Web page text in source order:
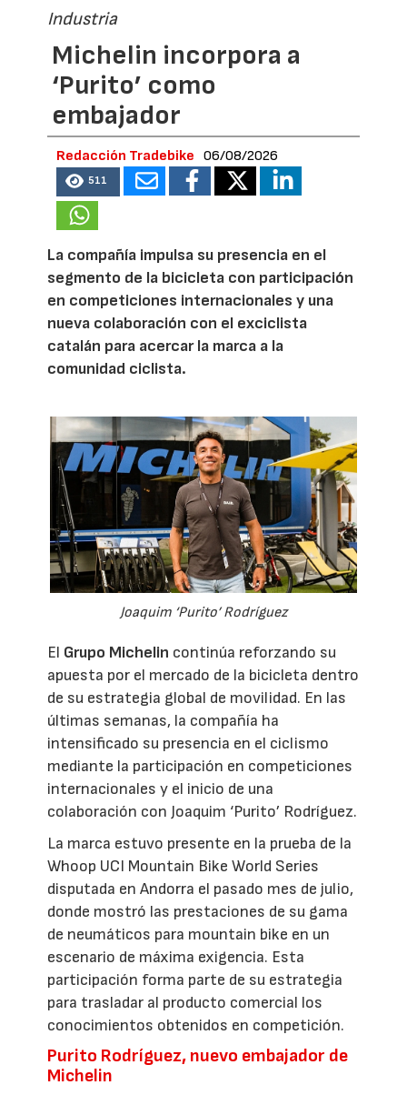
Industria
Michelin incorpora a
‘Purito’ como
embajador
Redacción Tradebike 06/08/2026
511
La compañía impulsa su presencia en el
segmento de la bicicleta con participación
en competiciones internacionales y una
nueva colaboración con el exciclista
catalán para acercar la marca a la
comunidad ciclista.
Joaquim ‘Purito’ Rodríguez
El Grupo Michelin continúa reforzando su
apuesta por el mercado de la bicicleta dentro
de su estrategia global de movilidad. En las
últimas semanas, la compañía ha
intensificado su presencia en el ciclismo
mediante la participación en competiciones
internacionales y el inicio de una
colaboración con Joaquim ‘Purito’ Rodríguez.
La marca estuvo presente en la prueba de la
Whoop UCI Mountain Bike World Series
disputada en Andorra el pasado mes de julio,
donde mostró las prestaciones de su gama
de neumáticos para mountain bike en un
escenario de máxima exigencia. Esta
participación forma parte de su estrategia
para trasladar al producto comercial los
conocimientos obtenidos en competición.
Purito Rodríguez, nuevo embajador de
Michelin